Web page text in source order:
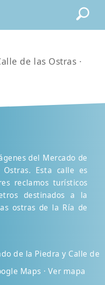
de las Ostras ·
del Mercado de
Esta calle es
reclamos turísticos
destinados a la
ostras de la Ría de
de la Piedra y Calle de
Maps · Ver mapa